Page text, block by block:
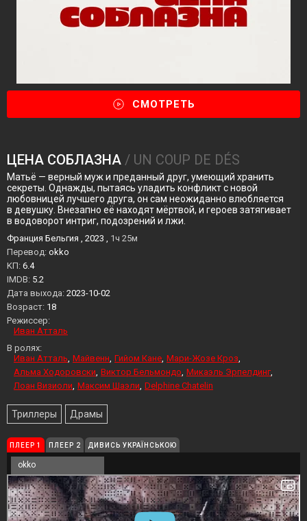
СМОТРЕТЬ
ЦЕНА СОБЛАЗНА / UN COUP DE DÉS
Матьё — верный муж и преданный друг, умеющий хранить
секреты. Однажды, пытаясь уладить конфликт с новой
любовницей лучшего друга, он сам неожиданно влюбляется
в девушку. Внезапно её находят мёртвой, и героев затягивает
в водоворот интриг, подозрений и лжи.
Франция Бельгия , 2023 , 1ч 25м
Перевод: okko
KП: 6.4
IMDB: 5.2
Дата выхода: 2023-10-02
Возраст: 18
Режиссер:
Иван Атталь
В ролях:
Иван Атталь Майвенн Гийом Кане Мари-Жозе Кроз
Альма Ходоровски Виктор Бельмондо Микаэль Эрпелдинг
Лоан Визиоли Максим Шаэли Delphine Chatelin
Триллеры Драмы
ПЛЕЕР 1 ПЛЕЕР 2 ДИВИСЬ УКРАЇНСЬКОЮ
okko